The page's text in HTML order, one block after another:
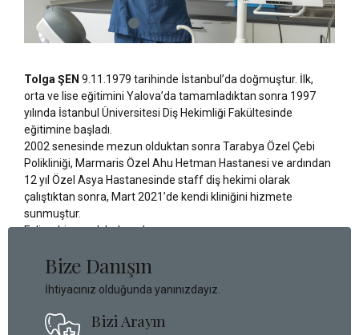
Tolga ŞEN 9.11.1979 tarihinde İstanbul’da doğmuştur. İlk,
orta ve lise eğitimini Yalova’da tamamladıktan sonra 1997
yılında İstanbul Üniversitesi Diş Hekimliği Fakültesinde
eğitimine başladı.
2002 senesinde mezun olduktan sonra Tarabya Özel Çebi
Polikliniği, Marmaris Özel Ahu Hetman Hastanesi ve ardından
12 yıl Özel Asya Hastanesinde staff diş hekimi olarak
çalıştıktan sonra, Mart 2021’de kendi kliniğini hizmete
sunmuştur.
Evli ve bir çocuk babasıdır.
Bize Danışın
İhtiyacınız olduğunda yanınızdayız.
Bizi Arayın